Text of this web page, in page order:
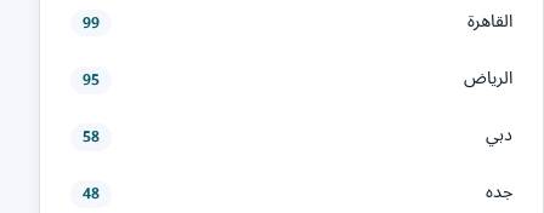
القاهرة 99
الرياض 95
دبي 58
جده 48